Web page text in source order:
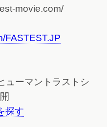
movie.com/
FASTEST.JP
ューマントラストシ
探す